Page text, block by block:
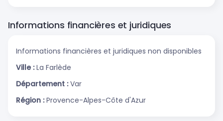
Informations financières et juridiques
Informations financières et juridiques non disponibles
Ville : La Farlède
Département : Var
Région : Provence-Alpes-Côte d'Azur